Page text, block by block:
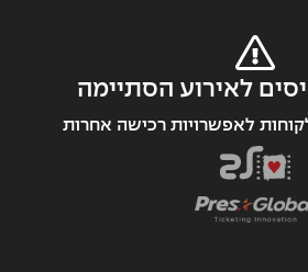
לאירוע הסתיימה
לאפשרויות רכישה אחרות